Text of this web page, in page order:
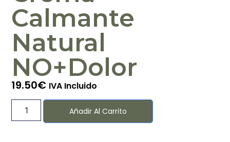
Calmante
Natural
NO+Dolor
19.50€ IVA Incluido
Añadir Al Carrito